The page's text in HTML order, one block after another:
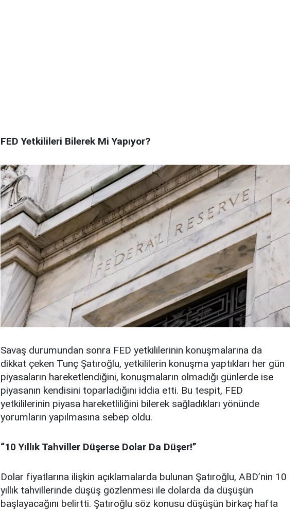
FED Yetkilileri Bilerek Mi Yapıyor?
Savaş durumundan sonra FED yetkililerinin konuşmalarına da
dikkat çeken Tunç Şatıroğlu, yetkililerin konuşma yaptıkları her gün
piyasaların hareketlendiğini, konuşmaların olmadığı günlerde ise
piyasanın kendisini toparladığını iddia etti. Bu tespit, FED
yetkililerinin piyasa hareketliliğini bilerek sağladıkları yönünde
yorumların yapılmasına sebep oldu.
“10 Yıllık Tahviller Düşerse Dolar Da Düşer!”
Dolar fiyatlarına ilişkin açıklamalarda bulunan Şatıroğlu, ABD’nin 10
yıllık tahvillerinde düşüş gözlenmesi ile dolarda da düşüşün
başlayacağını belirtti. Şatıroğlu söz konusu düşüşün birkaç hafta